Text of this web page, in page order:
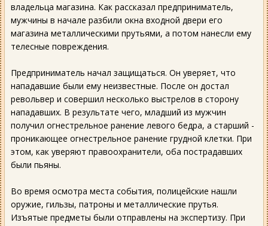
владельца магазина. Как рассказал предприниматель,
мужчины в начале разбили окна входной двери его
магазина металлическими прутьями, а потом нанесли ему
телесные повреждения.
Предприниматель начал защищаться. Он уверяет, что
нападавшие были ему неизвестные. После он достал
револьвер и совершил несколько выстрелов в сторону
нападавших. В результате чего, младший из мужчин
получил огнестрельное ранение левого бедра, а старший -
проникающее огнестрельное ранение грудной клетки. При
этом, как уверяют правоохранители, оба пострадавших
были пьяны.
Во время осмотра места события, полицейские нашли
оружие, гильзы, патроны и металлические прутья.
Изъятые предметы были отправлены на экспертизу. При